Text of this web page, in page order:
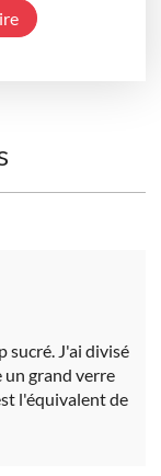
sucré. J'ai divisé
un grand verre
l'équivalent de